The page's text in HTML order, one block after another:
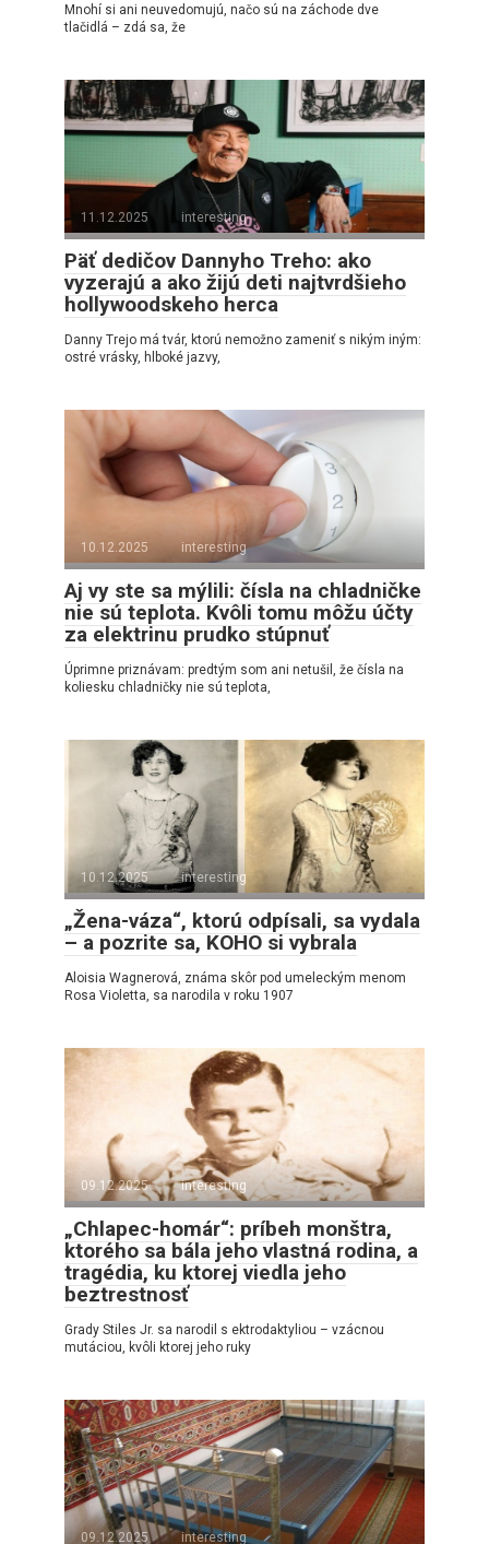
Mnohí si ani neuvedomujú, načo sú na záchode dve
tlačidlá – zdá sa, že
11.12.2025 interesting
Päť dedičov Dannyho Treho: ako
vyzerajú a ako žijú deti najtvrdšieho
hollywoodskeho herca
Danny Trejo má tvár, ktorú nemožno zameniť s nikým iným:
ostré vrásky, hlboké jazvy,
10.12.2025 interesting
Aj vy ste sa mýlili: čísla na chladničke
nie sú teplota. Kvôli tomu môžu účty
za elektrinu prudko stúpnuť
Úprimne priznávam: predtým som ani netušil, že čísla na
koliesku chladničky nie sú teplota,
10.12.2025 interesting
„Žena-váza“, ktorú odpísali, sa vydala
– a pozrite sa, KOHO si vybrala
Aloisia Wagnerová, známa skôr pod umeleckým menom
Rosa Violetta, sa narodila v roku 1907
09.12.2025 interesting
„Chlapec-homár“: príbeh monštra,
ktorého sa bála jeho vlastná rodina, a
tragédia, ku ktorej viedla jeho
beztrestnosť
Grady Stiles Jr. sa narodil s ektrodaktyliou – vzácnou
mutáciou, kvôli ktorej jeho ruky
09.12.2025 interesting